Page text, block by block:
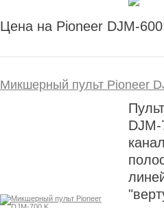
Цена на Pioneer DJM-
Микшерный пульт Pioneer